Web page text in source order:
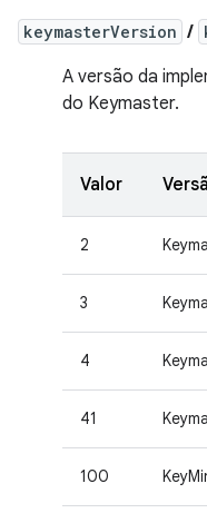
keymasterVersion /
A versão da
do Keymaster.
Valor
2
3
4
41
100